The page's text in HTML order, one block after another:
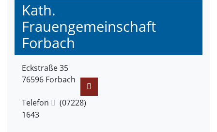
Kath.
Frauengemeinschaft
Forbach
Eckstraße 35
76596 Forbach
Telefon (07228)
1643